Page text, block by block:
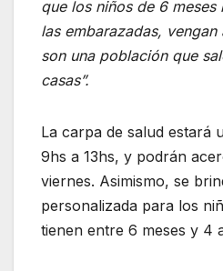
que los niños de 6 meses
las embarazadas,
son una población que
casas”.
La carpa de salud estará
9hs a 13hs, y podrán
viernes. Asimismo, se
personalizada para los
tienen entre 6 meses y 4